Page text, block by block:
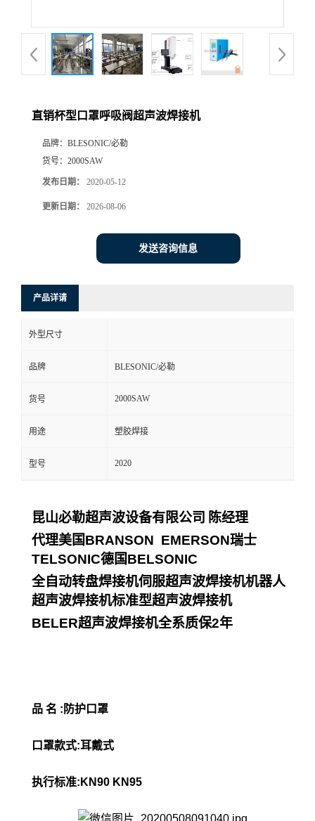
直销杯型口罩呼吸阀超声波焊接机
品牌： BLESONIC/必勒
货号： 2000SAW
发布日期： 2020-05-12
更新日期： 2026-08-06
发送咨询信息
产品详请
外型尺寸
品牌 BLESONIC/必勒
货号 2000SAW
用途 塑胶焊接
型号 2020
昆山必勒超声波设备有限公司 陈经理
代理美国BRANSON EMERSON瑞士
TELSONIC德国BELSONIC
全自动转盘焊接机伺服超声波焊接机机器人
超声波焊接机标准型超声波焊接机
BELER超声波焊接机全系质保2年
品 名 :防护口罩
口罩款式:耳戴式
执行标准:KN90 KN95